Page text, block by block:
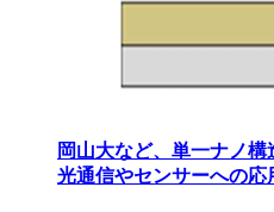
岡山大など、単一ナノ
光通信やセンサーへの応